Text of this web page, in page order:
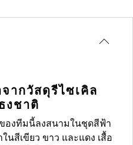
ากวัสดุรีไซเคิล
งชาติ
องทีมนี้ลงสนามในชุดสีฟ้า
นสีเขียว ขาว และแดง เสื้อ